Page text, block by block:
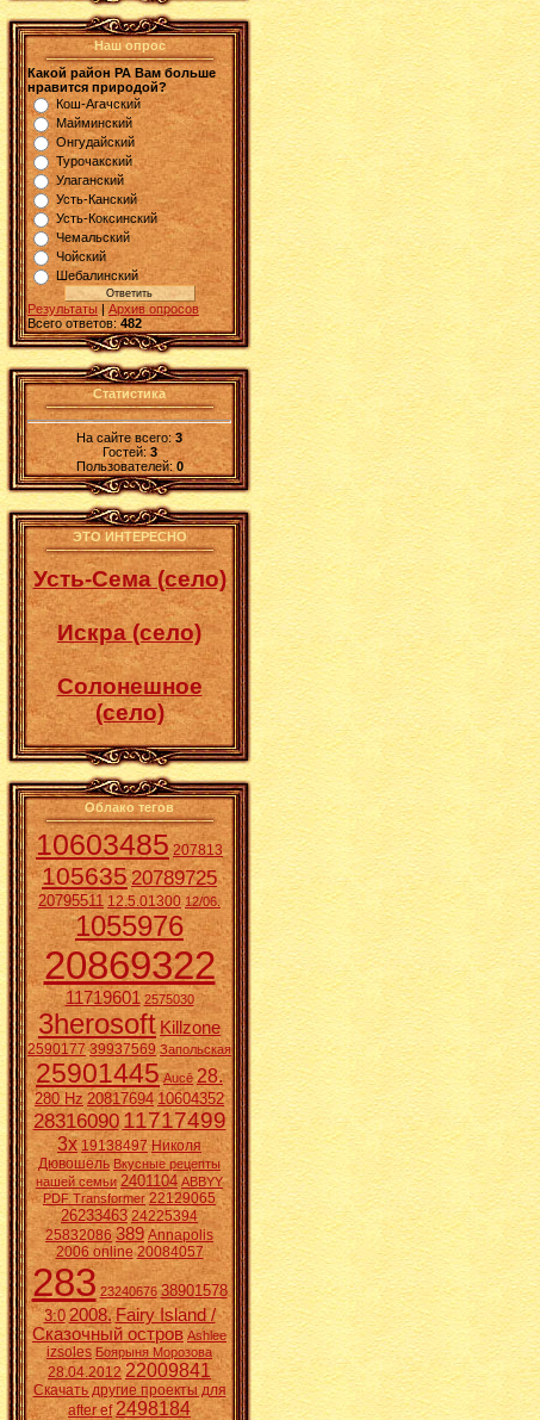
Наш опрос
Какой район РА Вам больше
нравится природой?
Кош-Агачский
Майминский
Онгудайский
Турочакский
Улаганский
Усть-Канский
Усть-Коксинский
Чемальский
Чойский
Шебалинский
Результаты |Архив опросов
Всего ответов: 482
Статистика
На сайте всего:3
Гостей:3
Пользователей: 0
ЭТО ИНТЕРЕСНО
Усть-Сема (село)
Искра (село)
Солонешное
(село)
Облако тегов
10603485 207813
10563520789725
20795511 12.5.01300 12/06.
1055976
20869322
11719601 2575030
3herosoft Killzone
2590177 39937569 Запольская
25901445 Aucē 28.
280 Hz 20817694 10604352
2831609011717499
3x 19138497 Николя
Дювошель Вкусные рецепты
нашей семьи 2401104 ABBYY
PDF Transformer 22129065
26233463 24225394
25832086 389 Annapolis
2006 online 20084057
283 23240676 38901578
3:0 2008. Fairy Island /
Сказочный остров Ashlee
izsoles Боярыня Морозова
28.04.2012 22009841
Скачать другие проекты для
after ef 2498184